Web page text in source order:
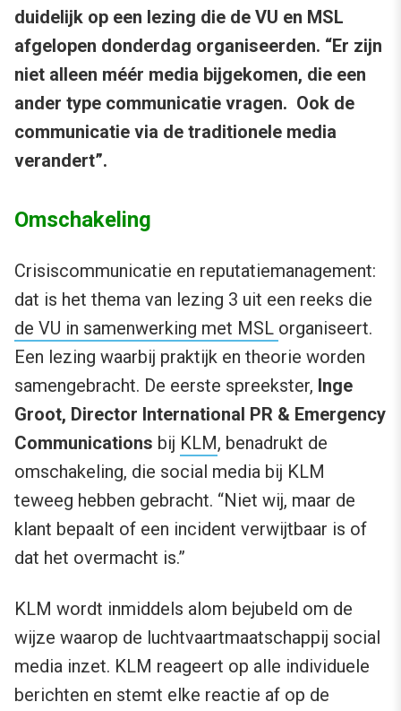
duidelijk op een lezing die de VU en MSL
afgelopen donderdag organiseerden. “Er zijn
niet alleen méér media bijgekomen, die een
ander type communicatie vragen. Ook de
communicatie via de traditionele media
verandert”.
Omschakeling
Crisiscommunicatie en reputatiemanagement:
dat is het thema van lezing 3 uit een reeks die
de VU in samenwerking met MSL organiseert.
Een lezing waarbij praktijk en theorie worden
samengebracht. De eerste spreekster, Inge
Groot, Director International PR & Emergency
Communications bij KLM, benadrukt de
omschakeling, die social media bij KLM
teweeg hebben gebracht. “Niet wij, maar de
klant bepaalt of een incident verwijtbaar is of
dat het overmacht is.”
KLM wordt inmiddels alom bejubeld om de
wijze waarop de luchtvaartmaatschappij social
media inzet. KLM reageert op alle individuele
berichten en stemt elke reactie af op de